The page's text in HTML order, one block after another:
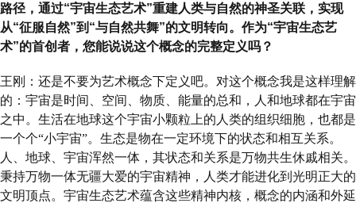
路径，通过“宇宙生态艺术”重建人类与自然的神圣关联，实现
从“征服自然”到“与自然共舞”的文明转向。作为“宇宙生态艺
术”的首创者，您能说说这个概念的完整定义吗？
王刚：还是不要为艺术概念下定义吧。对这个概念我是这样理解
的：宇宙是时间、空间、物质、能量的总和，人和地球都在宇宙
之中。生活在地球这个宇宙小颗粒上的人类的组织细胞，也都是
一个个“小宇宙”。生态是物在一定环境下的状态和相互关系。
人、地球、宇宙浑然一体，其状态和关系是万物共生休戚相关。
秉持万物一体无疆大爱的宇宙精神，人类才能进化到光明正大的
文明顶点。宇宙生态艺术蕴含这些精神内核，概念的内涵和外延